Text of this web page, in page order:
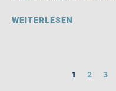
WEITERLESEN
1 2 3